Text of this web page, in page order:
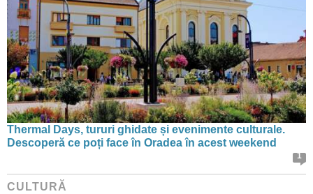
Thermal Days, tururi ghidate și evenimente culturale.
Descoperă ce poți face în Oradea în acest weekend
1
CULTURĂ